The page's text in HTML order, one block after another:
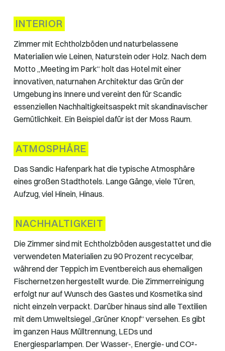
INTERIOR
Zimmer mit Echtholzböden und naturbelassene
Materialien wie Leinen, Naturstein oder Holz. Nach dem
Motto „Meeting im Park“ holt das Hotel mit einer
innovativen, naturnahen Architektur das Grün der
Umgebung ins Innere und vereint den für Scandic
essenziellen Nachhaltigkeitsaspekt mit skandinavischer
Gemütlichkeit. Ein Beispiel dafür ist der Moss Raum.
ATMOSPHÄRE
Das Sandic Hafenpark hat die typische Atmosphäre
eines großen Stadthotels. Lange Gänge, viele Türen,
Aufzug, viel Hinein, Hinaus.
NACHHALTIGKEIT
Die Zimmer sind mit Echtholzböden ausgestattet und die
verwendeten Materialien zu 90 Prozent recycelbar,
während der Teppich im Eventbereich aus ehemaligen
Fischernetzen hergestellt wurde. Die Zimmerreinigung
erfolgt nur auf Wunsch des Gastes und Kosmetika sind
nicht einzeln verpackt. Darüber hinaus sind alle Textilien
mit dem Umweltsiegel „Grüner Knopf“ versehen. Es gibt
im ganzen Haus Mülltrennung, LEDs und
Energiesparlampen. Der Wasser-, Energie- und CO²-